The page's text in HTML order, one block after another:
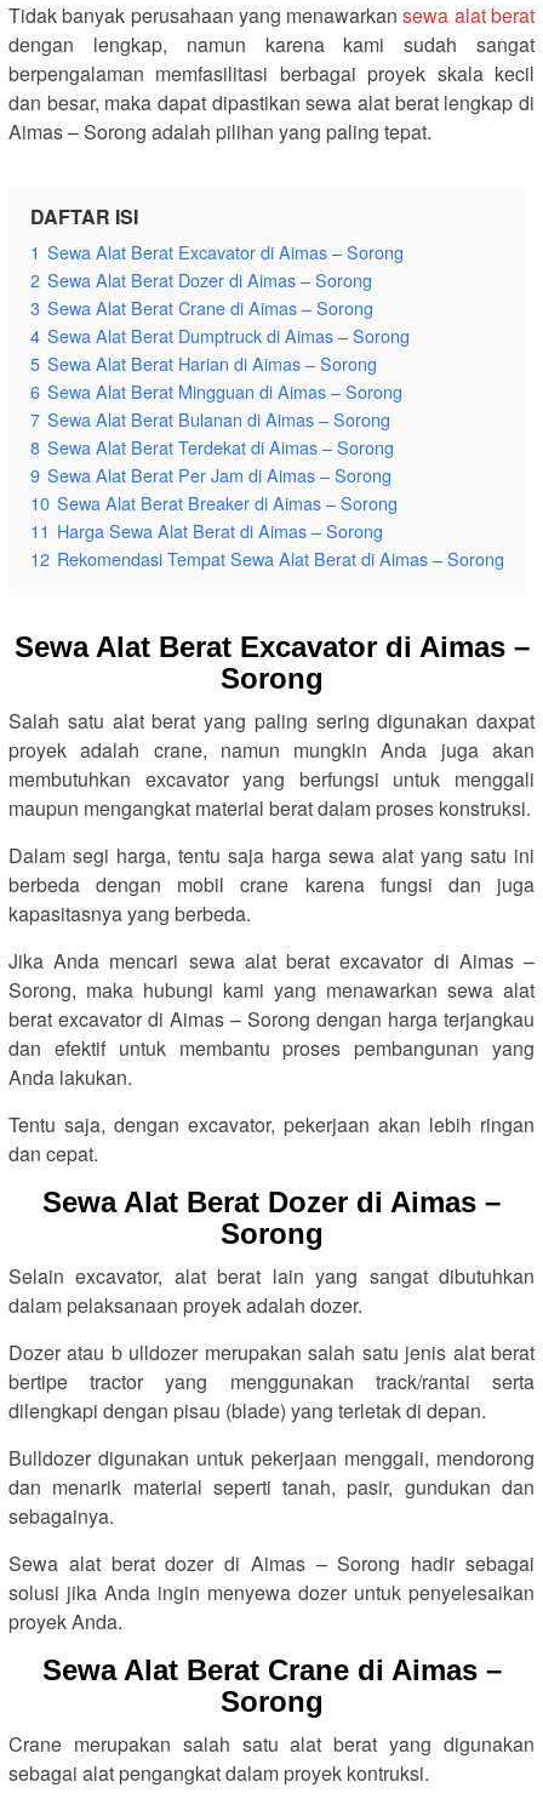
Tidak banyak perusahaan yang menawarkansewa alat berat
dengan lengkap, namun karena kami sudah sangat
berpengalaman memfasilitasi berbagai proyek skala kecil
dan besar, maka dapat dipastikan sewa alat berat lengkap di
Aimas – Sorong adalah pilihan yang paling tepat.
DAFTAR ISI
1 Sewa Alat Berat Excavator di Aimas – Sorong
2 Sewa Alat Berat Dozer di Aimas – Sorong
3 Sewa Alat Berat Crane di Aimas – Sorong
4 Sewa Alat Berat Dumptruck di Aimas – Sorong
5 Sewa Alat Berat Harian di Aimas – Sorong
6 Sewa Alat Berat Mingguan di Aimas – Sorong
7 Sewa Alat Berat Bulanan di Aimas – Sorong
8 Sewa Alat Berat Terdekat di Aimas – Sorong
9 Sewa Alat Berat Per Jam di Aimas – Sorong
10 Sewa Alat Berat Breaker di Aimas – Sorong
11 Harga Sewa Alat Berat di Aimas – Sorong
12 Rekomendasi Tempat Sewa Alat Berat di Aimas – Sorong
Sewa Alat Berat Excavator di Aimas –
Sorong
Salah satu alat berat yang paling sering digunakan daxpat
proyek adalah crane, namun mungkin Anda juga akan
membutuhkan excavator yang berfungsi untuk menggali
maupun mengangkat material berat dalam proses konstruksi.
Dalam segi harga, tentu saja harga sewa alat yang satu ini
berbeda dengan mobil crane karena fungsi dan juga
kapasitasnya yang berbeda.
Jika Anda mencari sewa alat berat excavator di Aimas –
Sorong, maka hubungi kami yang menawarkan sewa alat
berat excavator di Aimas – Sorong dengan harga terjangkau
dan efektif untuk membantu proses pembangunan yang
Anda lakukan.
Tentu saja, dengan excavator, pekerjaan akan lebih ringan
dan cepat.
Sewa Alat Berat Dozer di Aimas –
Sorong
Selain excavator, alat berat lain yang sangat dibutuhkan
dalam pelaksanaan proyek adalah dozer.
Dozer atau b ulldozer merupakan salah satu jenis alat berat
bertipe tractor yang menggunakan track/rantai serta
dilengkapi dengan pisau (blade) yang terletak di depan.
Bulldozer digunakan untuk pekerjaan menggali, mendorong
dan menarik material seperti tanah, pasir, gundukan dan
sebagainya.
Sewa alat berat dozer di Aimas – Sorong hadir sebagai
solusi jika Anda ingin menyewa dozer untuk penyelesaikan
proyek Anda.
Sewa Alat Berat Crane di Aimas –
Sorong
Crane merupakan salah satu alat berat yang digunakan
sebagai alat pengangkat dalam proyek kontruksi.